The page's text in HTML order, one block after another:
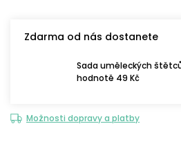
Zdarma od nás dostanete
Sada uměleckých
hodnotě 49 Kč
Možnosti dopravy a platby